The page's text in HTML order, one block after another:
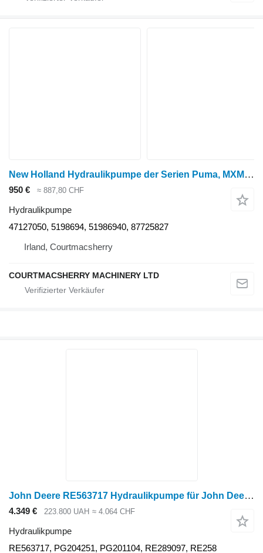
New Holland Hydraulikpumpe der Serien Puma, MXM, Case T6070 und MXU 51986940 47127050 für Radtraktor
950 € ≈ 887,80 CHF
Hydraulikpumpe
47127050, 5198694, 51986940, 87725827
Irland, Courtmacsherry
COURTMACSHERRY MACHINERY LTD
John Deere RE563717 Hydraulikpumpe für John Deere Radtraktor
4.349 € 223.800 UAH ≈ 4.064 CHF
Hydraulikpumpe
RE563717, PG204251, PG201104, RE289097, RE258